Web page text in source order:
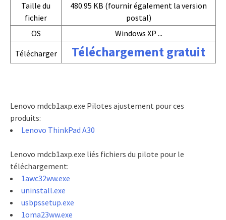
Taille du
fichier
480.95 KB (fournir également la version
postal)
OS
Windows XP ...
Télécharger
Téléchargement gratuit
Lenovo mdcb1axp.exe Pilotes ajustement pour ces
produits:
Lenovo ThinkPad A30
Lenovo mdcb1axp.exe liés fichiers du pilote pour le
téléchargement:
1awc32ww.exe
uninstall.exe
usbpssetup.exe
1oma23ww.exe